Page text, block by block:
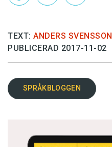
TEXT: ANDERS SVENSSON
PUBLICERAD 2017-11-02
SPRÅKBLOGGEN